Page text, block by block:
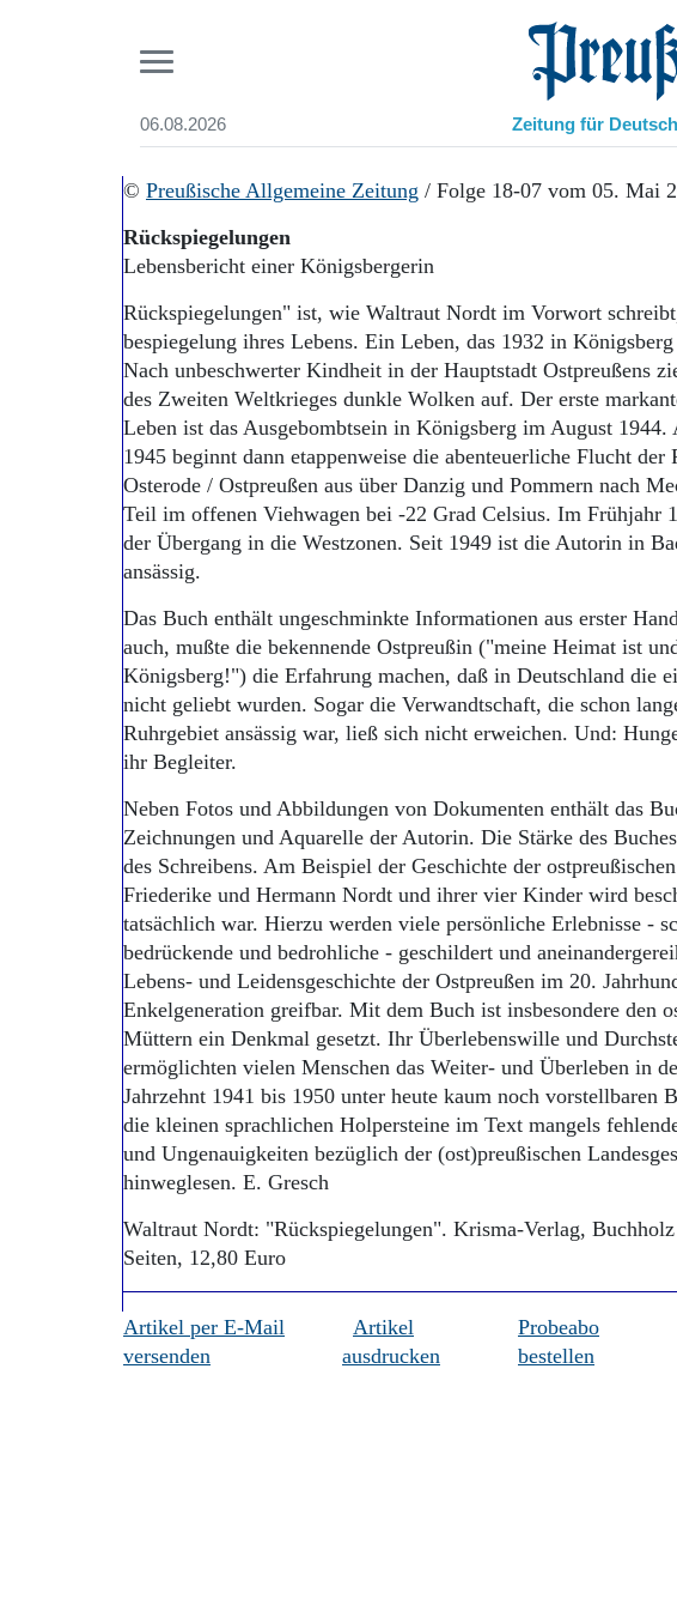
06.08.2026 Preußische
Zeitung für
Start
Aktuelle Ausgabe
Abonnenten-Login
Abo Prämien
Archiv
Mediadaten
Suchen und finden
© Preußische Allgemeine Zeitung / Folge 18-07 vom 05. Mai
Rückspiegelungen
Lebensbericht einer Königsbergerin
Rückspiegelungen" ist, wie Waltraut Nordt im Vorwort
bespiegelung ihres Lebens. Ein Leben, das 1932 in
Nach unbeschwerter Kindheit in der Hauptstadt Ostpreußens
des Zweiten Weltkrieges dunkle Wolken auf. Der erste
Leben ist das Ausgebombtsein in Königsberg im August 1944.
1945 beginnt dann etappenweise die abenteuerliche Flucht der
Osterode / Ostpreußen aus über Danzig und Pommern nach
Teil im offenen Viehwagen bei -22 Grad Celsius. Im Frühjahr
der Übergang in die Westzonen. Seit 1949 ist die Autorin in
ansässig.
Das Buch enthält ungeschminkte Informationen aus erster
auch, mußte die bekennende Ostpreußin ("meine Heimat ist
Königsberg!") die Erfahrung machen, daß in Deutschland die
nicht geliebt wurden. Sogar die Verwandtschaft, die schon
Ruhrgebiet ansässig war, ließ sich nicht erweichen. Und:
ihr Begleiter.
Neben Fotos und Abbildungen von Dokumenten enthält das
Zeichnungen und Aquarelle der Autorin. Die Stärke des
des Schreibens. Am Beispiel der Geschichte der
Friederike und Hermann Nordt und ihrer vier Kinder wird
tatsächlich war. Hierzu werden viele persönliche Erlebnisse -
bedrückende und bedrohliche - geschildert und
Lebens- und Leidensgeschichte der Ostpreußen im 20.
Enkelgeneration greifbar. Mit dem Buch ist insbesondere den
Müttern ein Denkmal gesetzt. Ihr Überlebenswille und
ermöglichten vielen Menschen das Weiter- und Überleben in
Jahrzehnt 1941 bis 1950 unter heute kaum noch vorstellbaren
die kleinen sprachlichen Holpersteine im Text mangels
und Ungenauigkeiten bezüglich der (ost)preußischen
hinweglesen. E. Gresch
Waltraut Nordt: "Rückspiegelungen". Krisma-Verlag,
Seiten, 12,80 Euro
Artikel per E-Mail
versenden
Artikel
ausdrucken
Probeabo
bestellen